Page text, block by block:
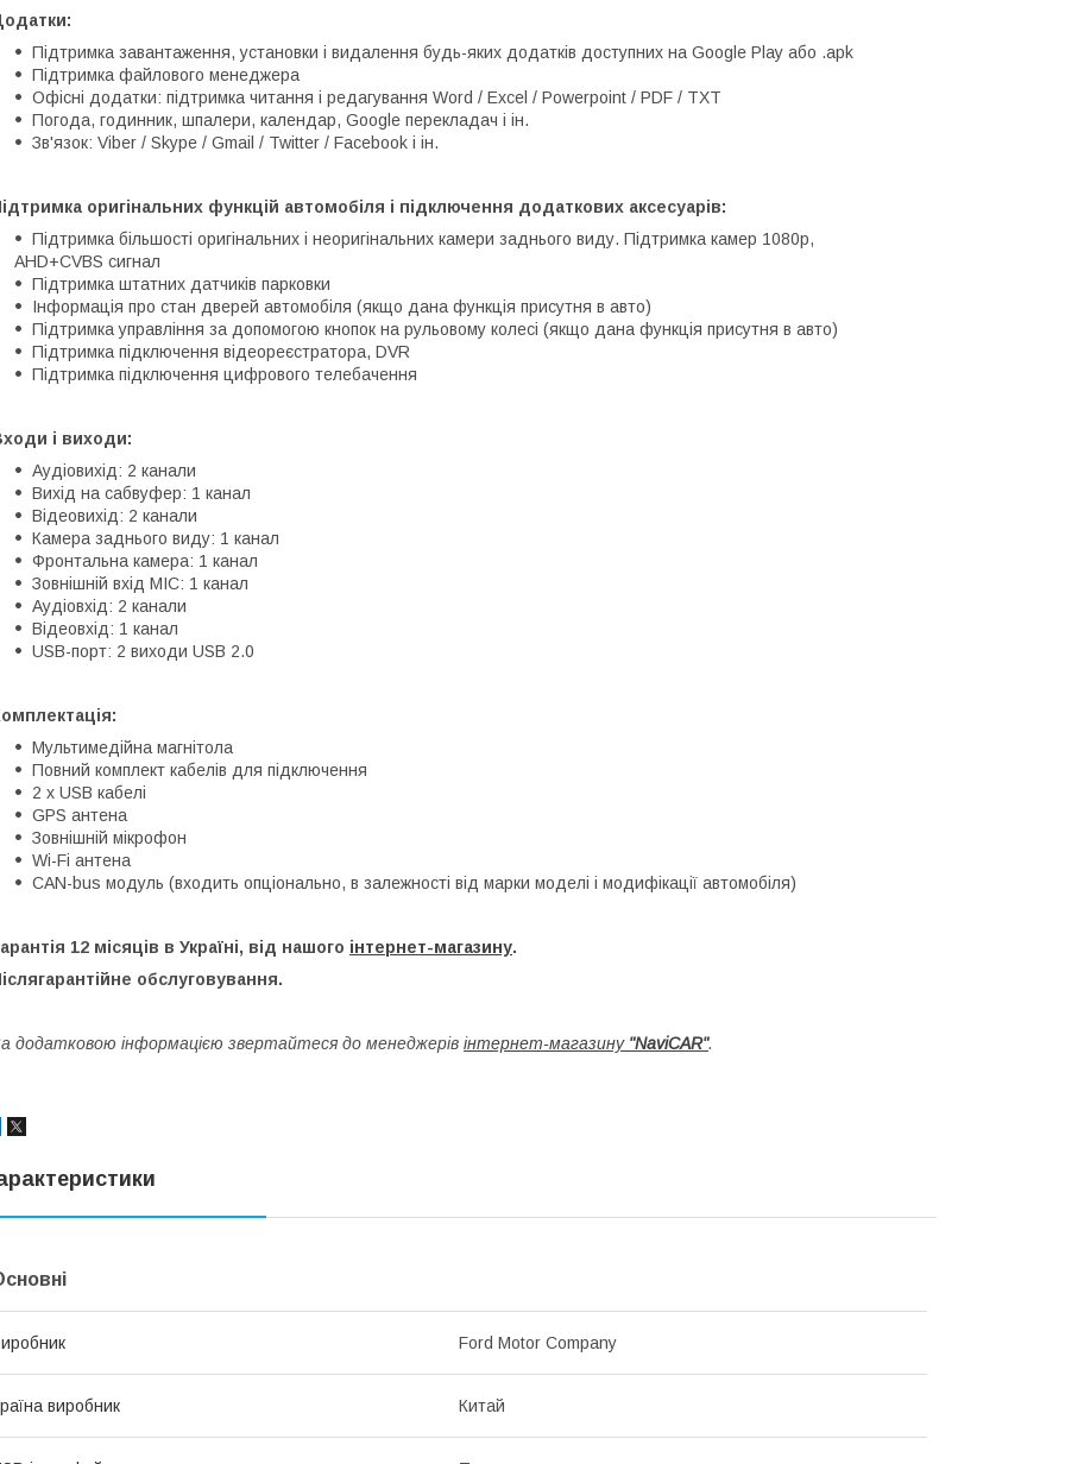
Підтримка завантаження, установки і видалення будь-яких додатків доступних на Google Play або .apk
Підтримка файлового менеджера
Офісні додатки: підтримка читання і редагування Word / Excel / Powerpoint / PDF / TXT
Погода, годинник, шпалери, календар, Google перекладач і ін.
Зв'язок: Viber / Skype / Gmail / Twitter / Facebook і ін.
оригінальних функцій автомобіля і підключення додаткових аксесуарів:
Підтримка більшості оригінальних і неоригінальних камери заднього виду. Підтримка камер 1080p,
AHD+CVBS сигнал
Підтримка штатних датчиків парковки
Інформація про стан дверей автомобіля (якщо дана функція присутня в авто)
Підтримка управління за допомогою кнопок на рульовому колесі (якщо дана функція присутня в авто)
Підтримка підключення відеореєстратора, DVR
Підтримка підключення цифрового телебачення
і виходи:
Аудіовихід: 2 канали
Вихід на сабвуфер: 1 канал
Відеовихід: 2 канали
Камера заднього виду: 1 канал
Фронтальна камера: 1 канал
Зовнішній вхід MIC: 1 канал
Аудіовхід: 2 канали
Відеовхід: 1 канал
USB-порт: 2 виходи USB 2.0
Мультимедійна магнітола
Повний комплект кабелів для підключення
2 x USB кабелі
GPS антена
Зовнішній мікрофон
Wi-Fi антена
CAN-bus модуль (входить опціонально, в залежності від марки моделі і модифікації автомобіля)
12 місяців в Україні, від нашого інтернет-магазину.
обслуговування.
додатковою інформацією звертайтеся до менеджерів інтернет-магазину "NaviCAR".
Ford Motor Company
виробник Китай